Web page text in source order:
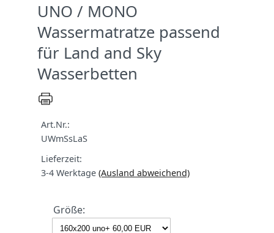
UNO / MONO
Wassermatratze passend
für Land and Sky
Wasserbetten
Art.Nr.:
UWmSsLaS
Lieferzeit:
3-4 Werktage (Ausland abweichend)
Größe: